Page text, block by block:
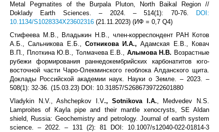
Metal Pegmatites of the Burpala Pluton, North Baikal Region //
Doklady Earth Sciences. – 2024. – 514(1): 70-76.
DOI:
10.1134/S1028334X23602316 (21.11.2023) (ИФ = 0,7 Q4)
Стифеева М.В., Владыкин Н.В., член-корреспондент РАН Котов
А.Б., Сальникова Е.Б., Сотникова И.А.,Адамская Е.В., Ковач
В.П., Плоткина Ю.В., Толмачева Е.В., Алымова Н.В. Возрастные
рубежи формирования раннедокембрийских карбонатитов юго-
восточной части Чаро-Олекминского геоблока Алданского щита.
Доклады Российской академии наук. Науки о Земле. – 2023. –
508(1): 32-36. (15.03.23) DOI: 10.31857/S2686739722601880
Vladykin N.V., Ashchepkov I.V.,Sotnikova .A., Medvedev N.S.
Lamproites of Kayla pipe and their mantle xenocrysts, SE Aldan
shield, Russia: Geochemistry and petrology. Journal of earth system
science. – 2022. – 131 (2): 81 DOI: 10.1007/s12040-022-01814-3